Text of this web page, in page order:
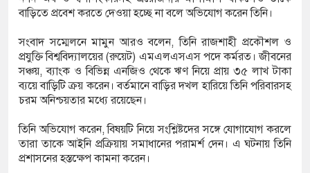
বাড়িতে প্রবেশ করতে দেওয়া হচ্ছে না বলে অভিযোগ করেন তিনি।
সংবাদ সম্মেলনে মামুন আরও বলেন, তিনি রাজশাহী প্রকৌশল ও
প্রযুক্তি বিশ্ববিদ্যালয়ের (রুয়েট) এমএলএসএস পদে কর্মরত। জীবনের
সঞ্চয়, ব্যাংক ও বিভিন্ন এনজিও থেকে ঋণ নিয়ে প্রায় ৩৫ লাখ টাকা
ব্যয়ে বাড়িটি ক্রয় করেন। বর্তমানে বাড়ির দখল হারিয়ে তিনি পরিবারসহ
চরম অনিশ্চয়তার মধ্যে রয়েছেন।
তিনি অভিযোগ করেন, বিষয়টি নিয়ে সংশ্লিষ্টদের সঙ্গে যোগাযোগ করলে
তারা তাকে আইনি প্রক্রিয়ায় সমাধানের পরামর্শ দেন। এ ঘটনায় তিনি
প্রশাসনের হস্তক্ষেপ কামনা করেন।